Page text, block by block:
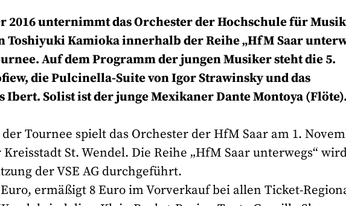
2016 unternimmt das Orchester der Hochschule für Musik
Toshiyuki Kamioka innerhalb der Reihe „HfM Saar
Auf dem Programm der jungen Musiker steht die 5.
die Pulcinella-Suite von Igor Strawinsky und das
Ibert. Solist ist der junge Mexikaner Dante Montoya (Flöte).
Tournee spielt das Orchester der HfM Saar am 1.
St. Wendel. Die Reihe „HfM Saar unterwegs“
der VSE AG durchgeführt.
ermäßigt 8 Euro im Vorverkauf bei allen Ticket-